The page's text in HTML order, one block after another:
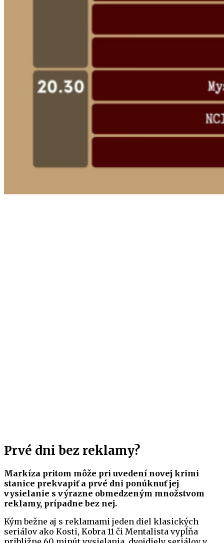
Prvé dni bez reklamy?
Markíza pritom môže pri uvedení novej krimi
stanice prekvapiť a prvé dni ponúknuť jej
vysielanie s výrazne obmedzeným množstvom
reklamy, prípadne bez nej.
Kým bežne aj s reklamami jeden diel klasických
seriálov ako Kosti, Kobra 11 či Mentalista vypĺňa